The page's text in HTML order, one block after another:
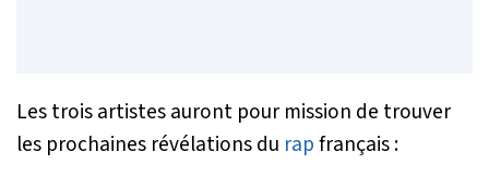
Les trois artistes auront pour mission de trouver
les prochaines révélations du rapfrançais :